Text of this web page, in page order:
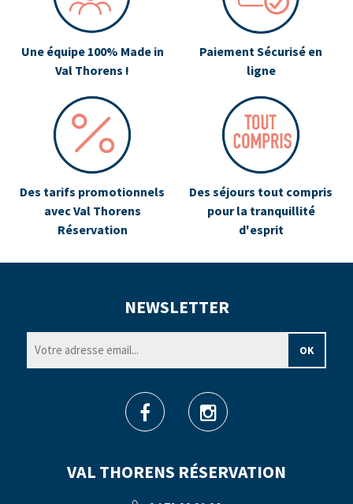
Une équipe 100% Made in
Val Thorens !
Paiement Sécurisé en
ligne
Des tarifs promotionnels
avec Val Thorens
Réservation
Des séjours tout compris
pour la tranquillité
d'esprit
VAL THORENS RÉSERVATION
NEWSLETTER